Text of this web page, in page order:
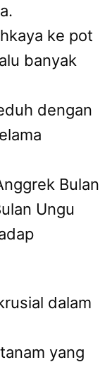
ke pot
banyak
dengan
Bulan
Ungu
dalam
yang